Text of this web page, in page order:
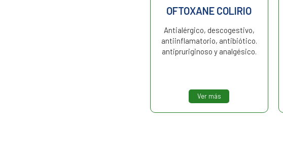
OFTOXANE COLIRIO
Antialérgico, descogestivo,
antiinflamatorio, antibiótico.
antipruriginoso y analgésico.
Ver más